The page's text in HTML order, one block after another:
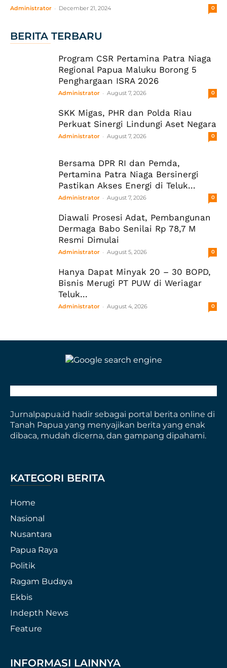
Administrator - December 21, 2024 0
BERITA TERBARU
Program CSR Pertamina Patra Niaga
Regional Papua Maluku Borong 5
Penghargaan ISRA 2026
Administrator - August 7, 2026 0
SKK Migas, PHR dan Polda Riau
Perkuat Sinergi Lindungi Aset Negara
Administrator - August 7, 2026 0
Bersama DPR RI dan Pemda,
Pertamina Patra Niaga Bersinergi
Pastikan Akses Energi di Teluk...
Administrator - August 7, 2026 0
Diawali Prosesi Adat, Pembangunan
Dermaga Babo Senilai Rp 78,7 M
Resmi Dimulai
Administrator - August 5, 2026 0
Hanya Dapat Minyak 20 – 30 BOPD,
Bisnis Merugi PT PUW di Weriagar
Teluk...
Administrator - August 4, 2026 0
Jurnalpapua.id hadir sebagai portal berita online di
Tanah Papua yang menyajikan berita yang enak
dibaca, mudah dicerna, dan gampang dipahami.
KATEGORI BERITA
Home
Nasional
Nusantara
Papua Raya
Politik
Ragam Budaya
Ekbis
Indepth News
Feature
INFORMASI LAINNYA